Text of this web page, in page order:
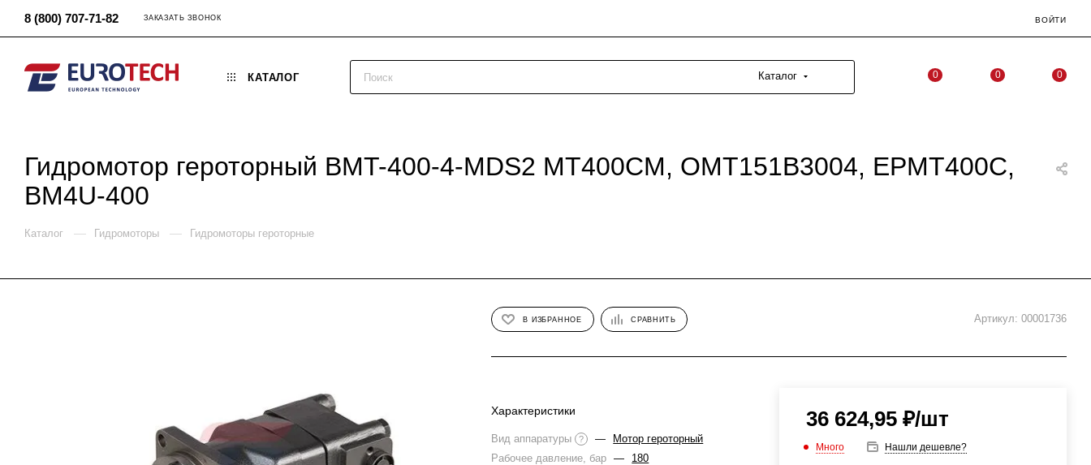
8 (800) 707-71-82 ЗАКАЗАТЬ ЗВОНОК ВОЙТИ
КАТАЛОГ Каталог 0 0 0
Гидромотор героторный BMT-400-4-MDS2 MT400CM, ОМТ151B3004, EPMT400C,
BM4U-400
Каталог — Гидромоторы — Гидромоторы героторные
В ИЗБРАННОЕ СРАВНИТЬ Артикул: 00001736
Характеристики
Вид аппаратуры ? —
Мотор героторный
Рабочее давление, бар
—
180
36 624,95₽/шт
Много Нашли дешевле?